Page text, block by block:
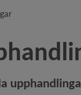
nivå i